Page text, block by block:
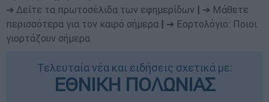
➔ Δείτε τα πρωτοσέλιδα των εφημερίδων
➔ Μάθετε
περισσότερα για τον καιρό σήμερα
➔ Εορτολόγιο: Ποιοι
γιορτάζουν σήμερα
Τελευταία νέα και ειδήσεις σχετικά με:
ΕΘΝΙΚΗ ΠΟΛΩΝΙΑΣ